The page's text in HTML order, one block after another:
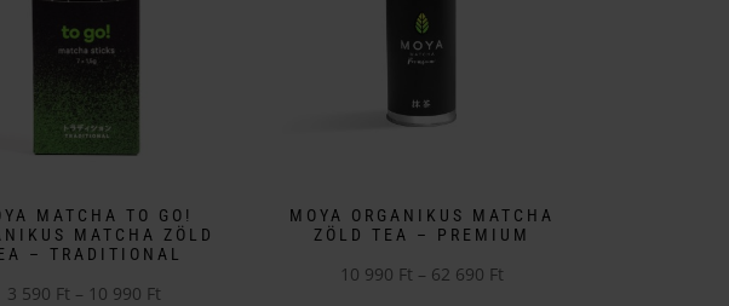
MATCHA TO GO!
MATCHA ZÖLD
– TRADITIONAL
3 590 Ft – 10 990 FtÁrtartomány:
MOYA ORGANIKUS MATCHA
ZÖLD TEA – PREMIUM
10 990 Ft – 62 690 FtÁrtartomány: